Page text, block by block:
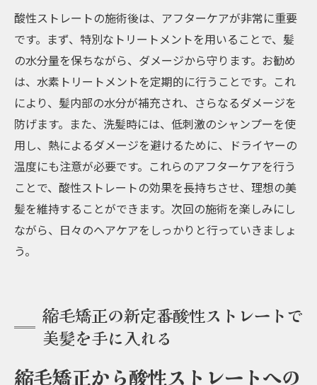
酸性ストレートの施術後は、アフターケアが非常に重要
です。まず、特別なトリートメントを用いることで、髪
の水分量を保ちながら、ダメージから守ります。お勧め
は、水素トリートメントを定期的に行うことです。これ
により、髪内部の水分が補充され、さらなるダメージを
防げます。また、洗髪時には、低刺激のシャンプーを使
用し、熱によるダメージを避けるために、ドライヤーの
温度にも注意が必要です。これらのアフターケアを行う
ことで、酸性ストレートの効果を長持ちさせ、理想の美
髪を維持することができます。次回の施術を楽しみにし
ながら、日々のヘアケアをしっかりと行っていきましょ
う。
縮毛矯正の新定番酸性ストレートで
美髪を手に入れる
縮毛矯正から酸性ストレートへの